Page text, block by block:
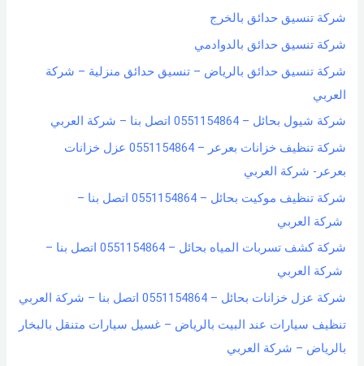
شركة تنسيق حدائق بالخرج
شركة تنسيق حدائق بالدوادمي
شركة تنسيق حدائق بالرياض – تنسيق حدائق منزلية – شركة
العربي
شركة شيول بحائل – 0551154864 اتصل بنا – شركة العربي
شركة تنظيف خزانات بعرعر – 0551154864 عزل خزانات
بعرعر- شركة العربي
شركة تنظيف موكيت بحائل – 0551154864 اتصل بنا –
شركة العربي
شركة كشف تسربات المياه بحائل – 0551154864 اتصل بنا –
شركة العربي
شركة عزل خزانات بحائل – 0551154864 اتصل بنا – شركة العربي
تنظيف سيارات عند البيت بالرياض – غسيل سيارات متنقل بالبخار
بالرياض – شركة العربي